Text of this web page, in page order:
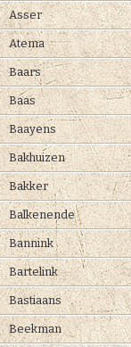
Asser
Atema
Baars
Baas
Baayens
Bakhuizen
Bakker
Balkenende
Bannink
Bartelink
Bastiaans
Beekman